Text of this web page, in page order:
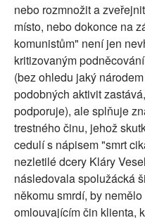
nebo rozmnožit a
místo, nebo dokonce na
komunistům" není jen
kritizovaným
(bez ohledu jaký
podobných aktivit
podporuje), ale splňuje
trestného činu, jehož
cedulí s nápisem "smrt
nezletilé dcery Kláry
následovala spolužácká
někomu smrdí, by
omlouvajícím čin klienta,